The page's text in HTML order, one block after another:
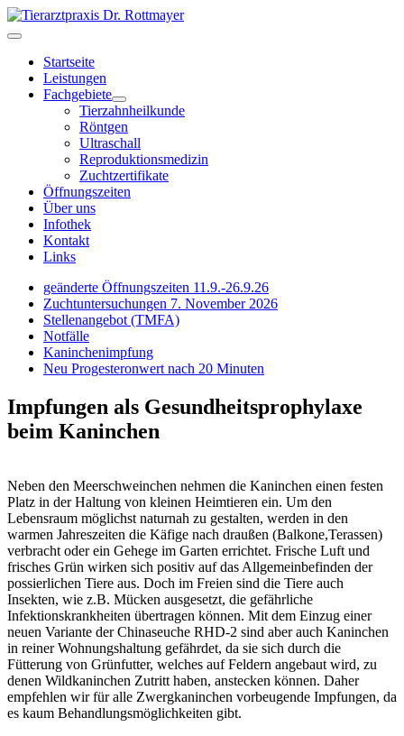
Startseite
Leistungen
Fachgebiete
Tierzahnheilkunde
Röntgen
Ultraschall
Reproduktionsmedizin
Zuchtzertifikate
Öffnungszeiten
Über uns
Infothek
Kontakt
Links
geänderte Öffnungszeiten 11.9.-26.9.26
Zuchtuntersuchungen 7. November 2026
Stellenangebot (TMFA)
Notfälle
Kaninchenimpfung
Neu Progesteronwert nach 20 Minuten
Impfungen als Gesundheitsprophylaxe
beim Kaninchen
Neben den Meerschweinchen nehmen die Kaninchen einen festen
Platz in der Haltung von kleinen Heimtieren ein. Um den
Lebensraum möglichst naturnah zu gestalten, werden in den
warmen Jahreszeiten die Käfige nach draußen (Balkone,Terassen)
verbracht oder ein Gehege im Garten errichtet. Frische Luft und
frisches Grün wirken sich positiv auf das Allgemeinbefinden der
possierlichen Tiere aus. Doch im Freien sind die Tiere auch
Insekten, wie z.B. Mücken ausgesetzt, die gefährliche
Infektionskrankheiten übertragen können. Mit dem Einzug einer
neuen Variante der Chinaseuche RHD-2 sind aber auch Kaninchen
in reiner Wohnungshaltung gefährdet, da sie sich durch die
Fütterung von Grünfutter, welches auf Feldern angebaut wird, zu
denen Wildkaninchen Zutritt haben, anstecken können. Daher
empfehlen wir für alle Zwergkaninchen vorbeugende Impfungen, da
es kaum Behandlungsmöglichkeiten gibt.